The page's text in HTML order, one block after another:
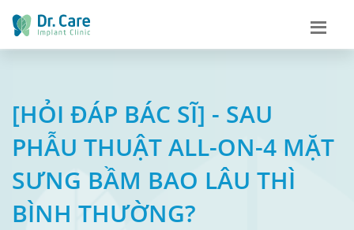
[HỎI ĐÁP BÁC SĨ] - SAU
PHẪU THUẬT ALL-ON-4 MẶT
SƯNG BẦM BAO LÂU THÌ
BÌNH THƯỜNG?